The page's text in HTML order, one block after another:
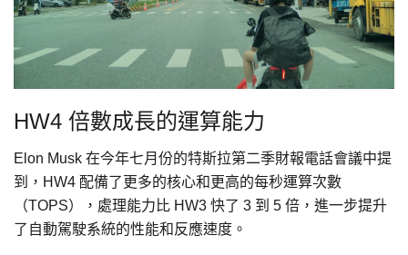
HW4 倍數成長的運算能力
Elon Musk 在今年七月份的特斯拉第二季財報電話會議中提
到，HW4 配備了更多的核心和更高的每秒運算次數
（TOPS），處理能力比 HW3 快了 3 到 5 倍，進一步提升
了自動駕駛系統的性能和反應速度。